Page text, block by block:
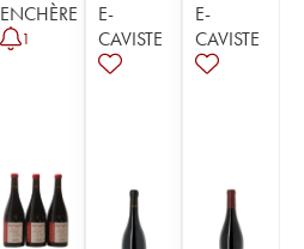
ENCHÈRE
1
E-
CAVISTE
E-
CAVISTE